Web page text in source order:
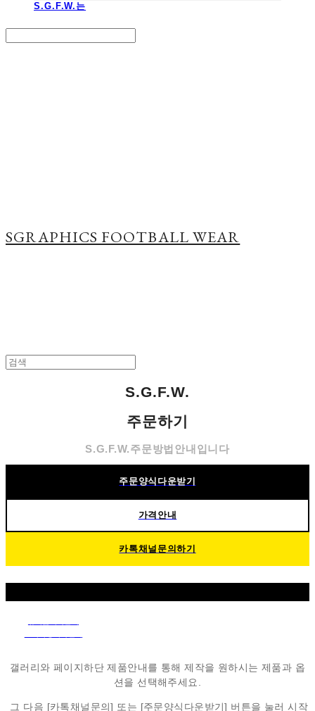
S.G.F.W.는
SGRAPHICS FOOTBALL WEAR
S.G.F.W.
주문하기
S.G.F.W.주문방법안내입니다
주문양식다운받기
가격안내
카톡채널문의하기
갤러리와 페이지하단 제품안내를 통해제작을 원하시는 제품과 옵
션을 선택해주세요.
그 다음 [카톡채널문의] 또는 [주문양식다운받기] 버튼을 눌러 시작